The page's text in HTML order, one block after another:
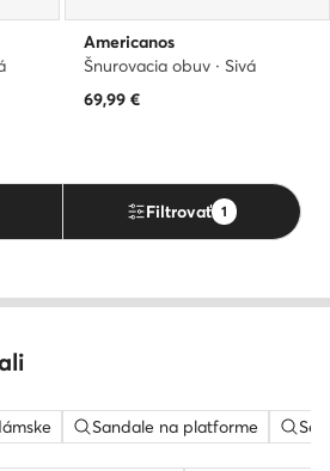
Americanos
Šnurovacia obuv · Sivá
69,99 €
Filtrovať 1
Sandale na platforme